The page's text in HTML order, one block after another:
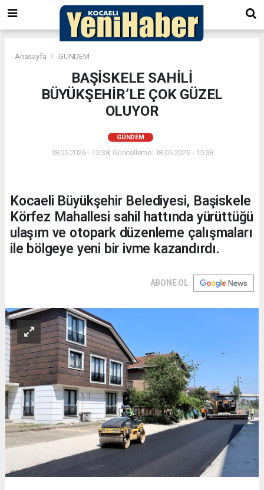
Anasayfa GÜNDEM
BAŞİSKELE SAHİLİ
BÜYÜKŞEHİR’LE ÇOK GÜZEL
OLUYOR
GÜNDEM
18.05.2026 - 15:38, Güncelleme: 18.05.2026 - 15:38
Kocaeli Büyükşehir Belediyesi, Başiskele
Körfez Mahallesi sahil hattında yürüttüğü
ulaşım ve otopark düzenleme çalışmaları
ile bölgeye yeni bir ivme kazandırdı.
ABONE OL